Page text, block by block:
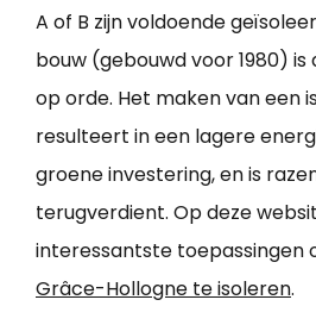
A of B zijn voldoende
bouw (gebouwd voor 1980)
op orde. Het maken van een
resulteert in een lagere
groene investering, en is
terugverdient. Op deze
interessantste toepassingen
Grâce-Hollogne te isoleren.